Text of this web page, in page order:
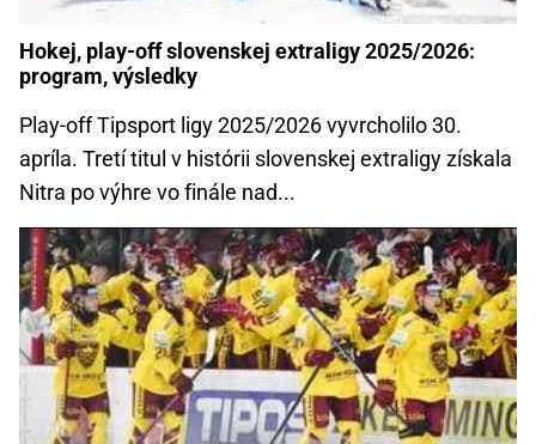
Hokej, play-off slovenskej extraligy 2025/2026:
program, výsledky
Play-off Tipsport ligy 2025/2026 vyvrcholilo 30.
apríla. Tretí titul v histórii slovenskej extraligy získala
Nitra po výhre vo finále nad...